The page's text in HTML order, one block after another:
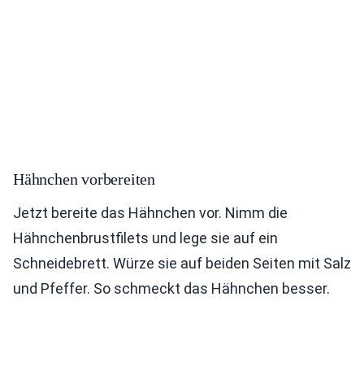
Hähnchen vorbereiten
Jetzt bereite das Hähnchen vor. Nimm die
Hähnchenbrustfilets und lege sie auf ein
Schneidebrett. Würze sie auf beiden Seiten mit Salz
und Pfeffer. So schmeckt das Hähnchen besser.